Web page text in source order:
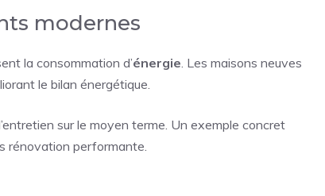
modernes
la consommation d’énergie . Les maisons neuves
le bilan énergétique.
sur le moyen terme. Un exemple concret
rénovation performante.